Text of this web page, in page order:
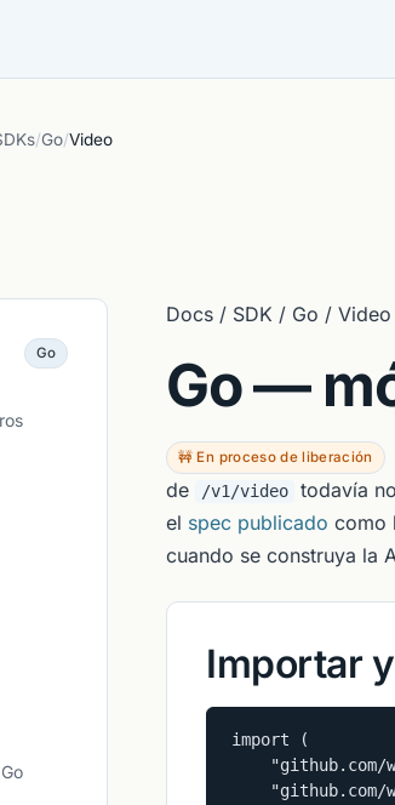
/Go/Video
Go
Docs / SDK / Go / Video
Go —
🚧 En proceso de liberación
de
/v1/video
todavía
el spec publicado como
cuando se construya la
Importar
import (
"github.com/
"github.com/